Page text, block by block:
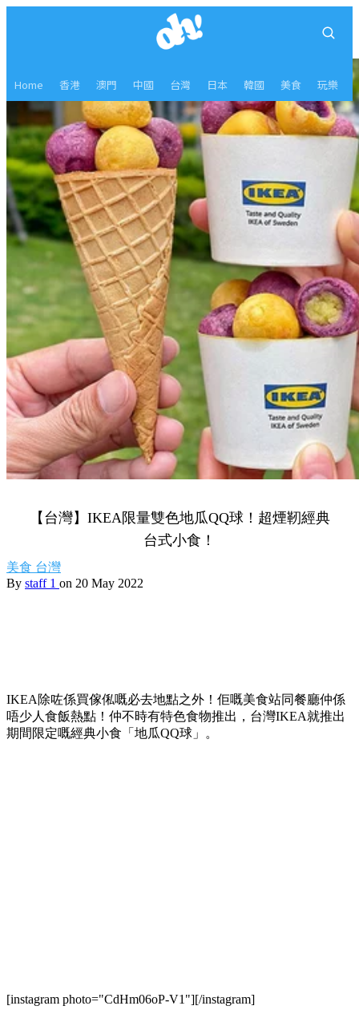
Home 香港 澳門 中國 台灣 日本 韓國 美食 玩樂
【台灣】IKEA限量雙色地瓜QQ球！超煙靭經典
台式小食！
美食 台灣
By staff 1 on 20 May 2022
IKEA除咗係買傢俬嘅必去地點之外！佢嘅美食站同餐廳仲係
唔少人食飯熱點！仲不時有特色食物推出，台灣IKEA就推出
期間限定嘅經典小食「地瓜QQ球」。
[instagram photo="CdHm06oP-V1"][/instagram]